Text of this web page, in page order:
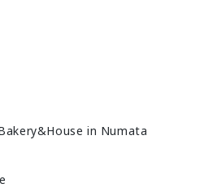
in Numata